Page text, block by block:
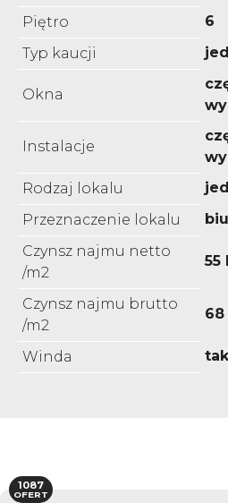
Piętro
6
Typ kaucji
Okna
Instalacje
Rodzaj lokalu
Przeznaczenie lokalu
Czynsz najmu netto
/m2
55
Czynsz najmu brutto
/m2
68
Winda tak
1087
OFERT